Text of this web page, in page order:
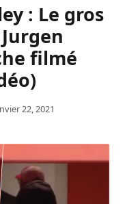
: Le gros
filmé
22, 2021